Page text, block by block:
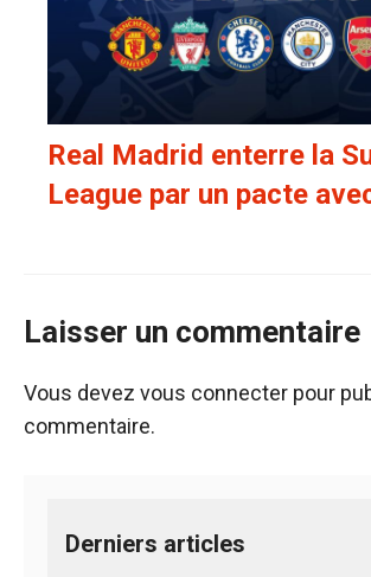
Real Madrid enterre la
League par un pacte
Laisser un commentaire
Vous devez vous connecter pour
commentaire.
Derniers articles